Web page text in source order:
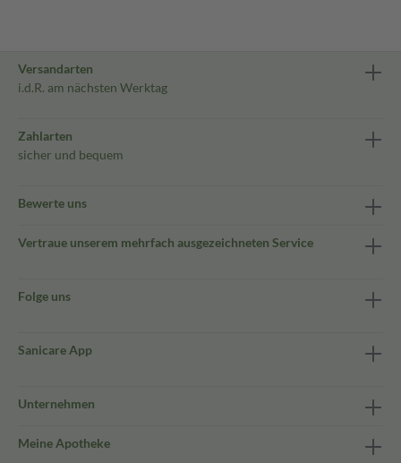
Versandarten
i.d.R. am nächsten Werktag
Zahlarten
sicher und bequem
Bewerte uns
Vertraue unserem mehrfach ausgezeichneten Service
Folge uns
Sanicare App
Unternehmen
Meine Apotheke